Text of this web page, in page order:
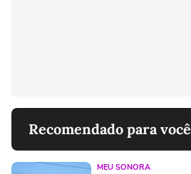
Recomendado para você
MEU SONORA